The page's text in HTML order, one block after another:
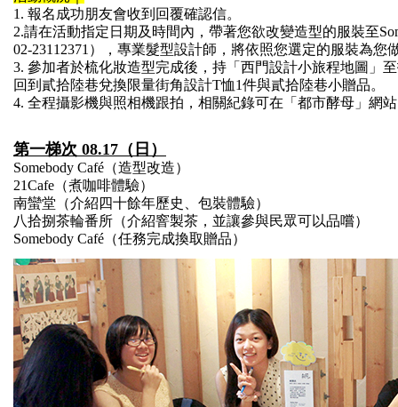
1. 報名成功朋友會收到回覆確認信。
2.請在活動指定日期及時間內，帶著您欲改變造型的服裝至
02-23112371），專業髮型設計師，將依照您選定的服裝為您
3. 參加者於梳化妝造型完成後，持「西門設計小旅程地圖」至
回到貳拾陸巷兌換限量街角設計T恤1件與貳拾陸巷小贈品。
4. 全程攝影機與照相機跟拍，相關紀錄可在「都市酵母」網站
第一梯次 08.17（日）
Somebody Café（造型改造）
21Cafe（煮咖啡體驗）
南蠻堂（介紹四十餘年歷史、包裝體驗）
八拾捌茶輪番所（介紹窨製茶，並讓參與民眾可以品嚐）
Somebody Café（任務完成換取贈品）